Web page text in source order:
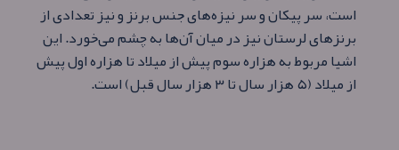
است، سر پیکان و سر نیزه‌های جنس برنز و نیز تعدادی از
برنزهای لرستان نیز در میان آن‌ها به چشم می‌خورد. این
اشیا مربوط به هزاره سوم پیش از میلاد تا هزاره اول پیش
از میلاد (۵ هزار سال تا ۳ هزار سال قبل) است.